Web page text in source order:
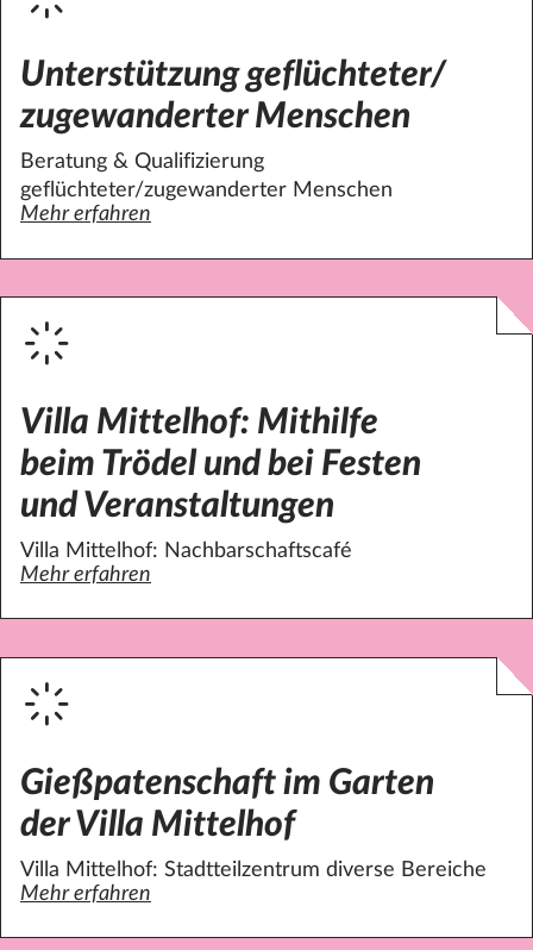
Datenschutz
Impressum
Kontakt
Zielgruppen
Erwachsene
Familien
Jugendliche
Kinder
Beratung / Information
Besorgungen
Büro / Verwaltung
Gartenarbeit
Integration
Integration / Sprache
Kinderbetreuung
Kochen / Backen /
Hauswirtschaft
Sport / Bewegung
Sprache/ Sprachkurse
Öffentlichkeitsarbeit / Presse
Unterstützung geflüchteter/
zugewanderter Menschen
Beratung & Qualifizierung
geflüchteter/zugewanderter Menschen
Mehr erfahren
über Unterstützung geflüchteter/zugewanderter
Villa Mittelhof: Mithilfe
beim Trödel und bei Festen
und Veranstaltungen
Villa Mittelhof: Nachbarschaftscafé
Mehr erfahren
über Villa Mittelhof: Mithilfe beim Trödel und bei Festen
Gießpatenschaft im Garten
der Villa Mittelhof
Villa Mittelhof: Stadtteilzentrum diverse Bereiche
Mehr erfahren
über Gießpatenschaft im Garten der Villa Mittelhof